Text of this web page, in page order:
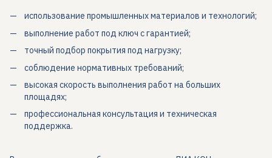
использование промышленных материалов и технологий;
выполнение работ под ключ с гарантией;
точный подбор покрытия под нагрузку;
соблюдение нормативных требований;
высокая скорость выполнения работ на больших
площадях;
профессиональная консультация и техническая
поддержка.